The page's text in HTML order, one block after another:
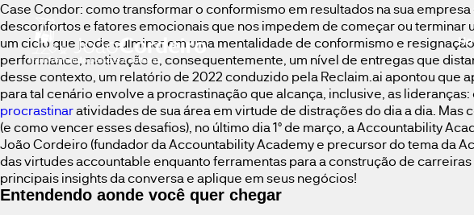
Case Condor: como transformar o conformismo em resultados na sua
desconfortos e fatores emocionais que nos impedem de começar ou
um ciclo que pode culminar em uma mentalidade de conformismo e
performance, motivação e, consequentemente, um nível de entregas que
desse contexto, um relatório de 2022 conduzido pela Reclaim.ai apontou que
para tal cenário envolve a procrastinação que alcança, inclusive, as
procrastinaratividades de sua área em virtude de distrações do dia a dia.
(e como vencer esses desafios), no último dia 1° de março, a Accountability
João Cordeiro (fundador da Accountability Academy e precursor do tema da
das virtudes accountable enquanto ferramentas para a construção de
principais insights da conversa e aplique em seus negócios!
Entendendo aonde você quer chegar